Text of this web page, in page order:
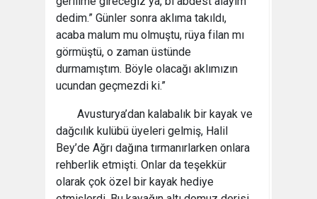
dedim.” Günler sonra aklıma takıldı,
acaba malum mu olmuştu, rüya filan mı
görmüştü, o zaman üstünde
durmamıştım. Böyle olacağı aklımızın
ucundan geçmezdi ki.”
Avusturya’dan kalabalık bir kayak ve
dağcılık kulübü üyeleri gelmiş, Halil
Bey’de Ağrı dağına tırmanırlarken onlara
rehberlik etmişti. Onlar da teşekkür
olarak çok özel bir kayak hediye